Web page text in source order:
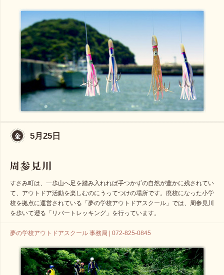
5月25日
すさみ町は、一歩山へ足を踏み入れれば手つかずの自然が豊かに残されてい
て、アウトドア活動を楽しむのにうってつけの場所です。廃校になった小学
校を拠点に運営されている「夢の学校アウトドアスクール」では、周参見川
を歩いて遡る「リバートレッキング」を行っています。
夢の学校アウトドアスクール 事務局 | 072-825-0845